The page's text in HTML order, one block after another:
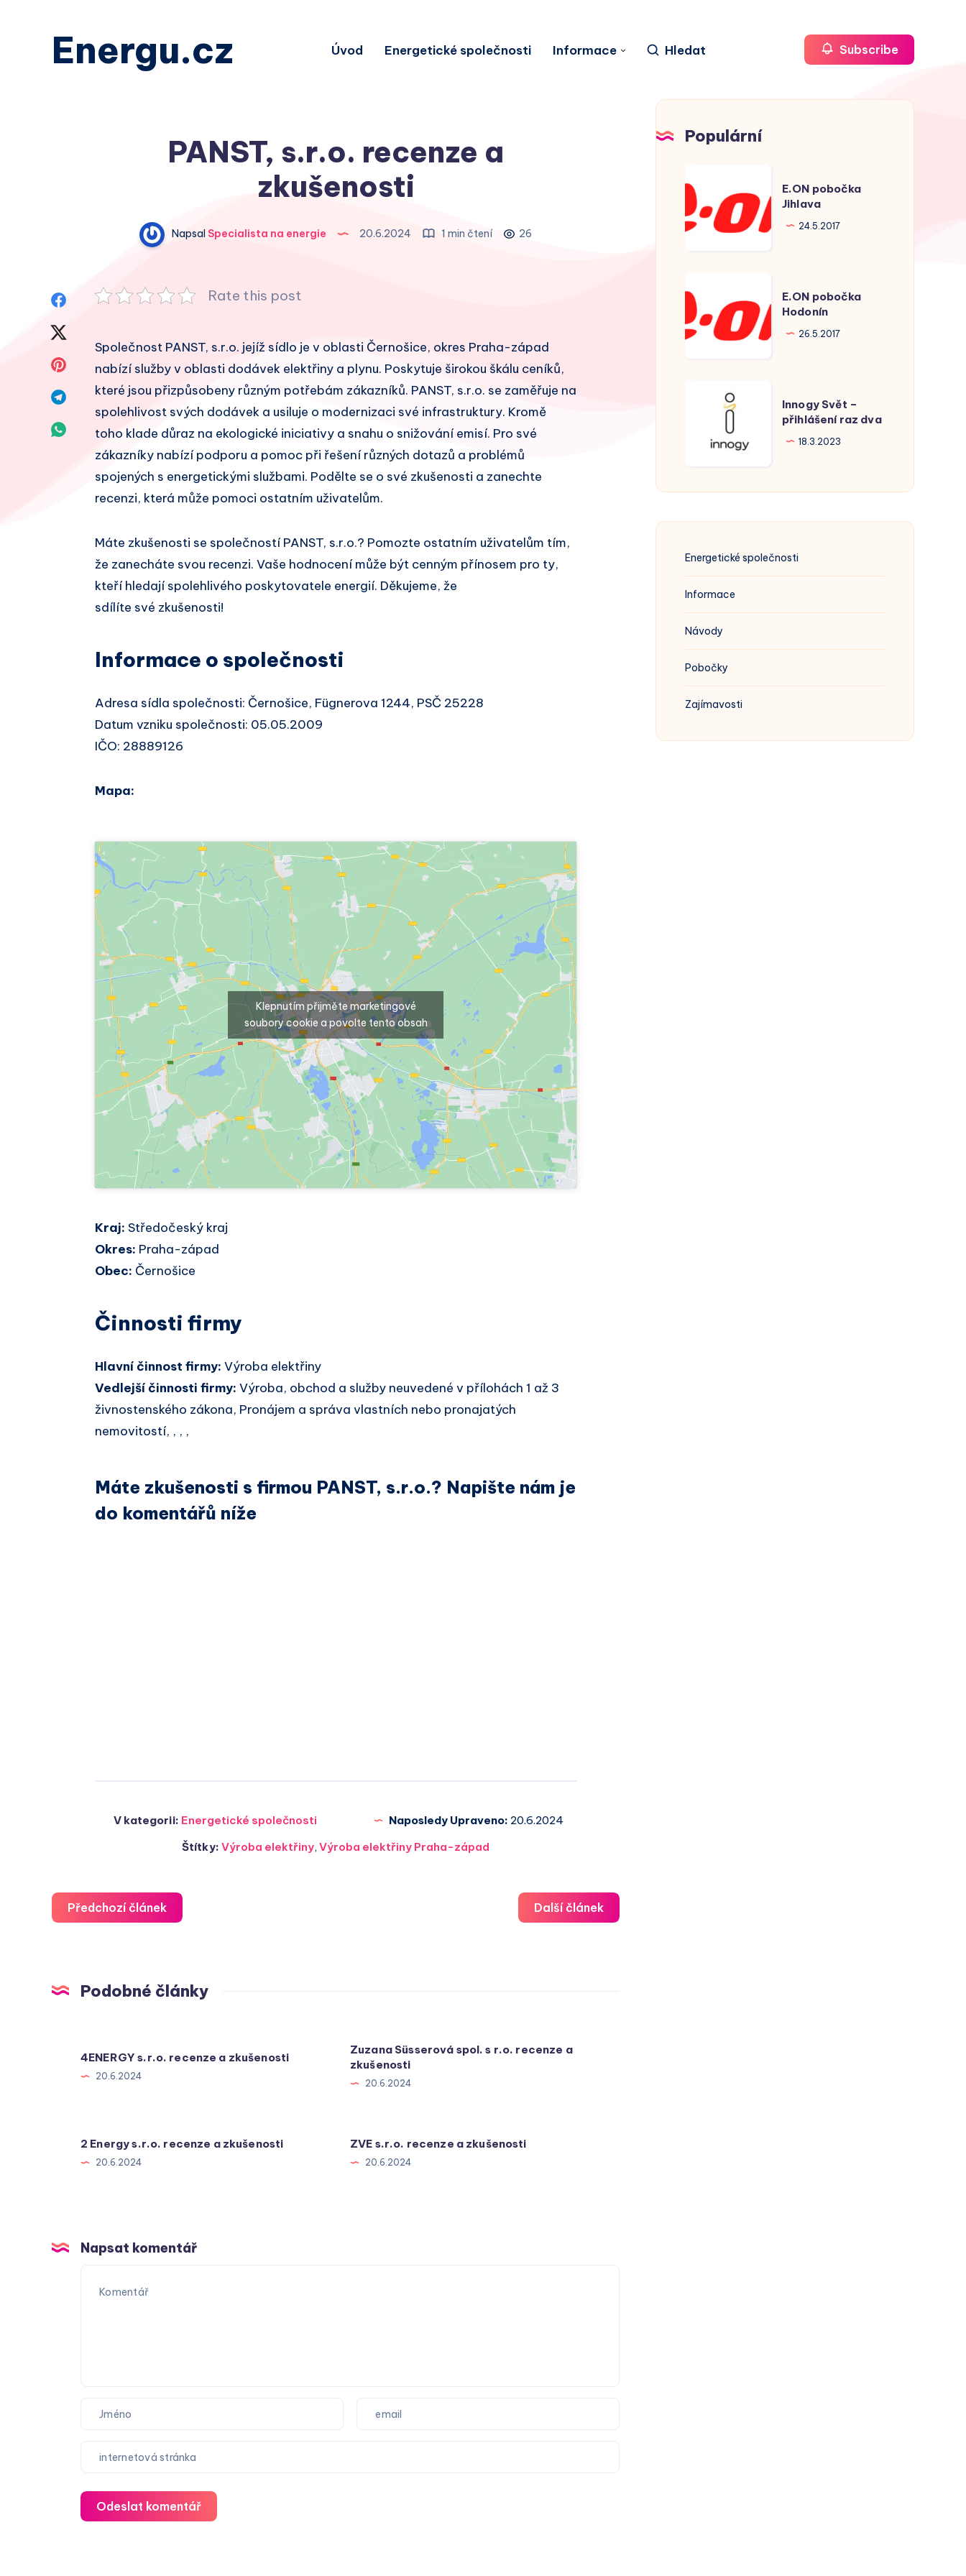
Energu.cz Úvod Energetické společnosti Informace Hledat Subscribe
PANST, s.r.o. recenze a
zkušenosti
Napsal Specialista na energie 20.6.2024 1 min čtení 26
Sdílet
Facebook
Twitter
Sdílet
Pinterest
Sdílet
Telegram
Sdílet
Whatsapp
Rate this post
Společnost PANST, s.r.o. jejíž sídlo je v oblasti Černošice, okres Praha-západ
nabízí služby v oblasti dodávek elektřiny a plynu. Poskytuje širokou škálu ceníků,
které jsou přizpůsobeny různým potřebám zákazníků. PANST, s.r.o. se zaměřuje na
spolehlivost svých dodávek a usiluje o modernizaci své infrastruktury. Kromě
toho klade důraz na ekologické iniciativy a snahu o snižování emisí. Pro své
zákazníky nabízí podporu a pomoc při řešení různých dotazů a problémů
spojených s energetickými službami. Podělte se o své zkušenosti a zanechte
recenzi, která může pomoci ostatním uživatelům.
Máte zkušenosti se společností PANST, s.r.o.? Pomozte ostatním uživatelům tím,
že zanecháte svou recenzi. Vaše hodnocení může být cenným přínosem pro ty,
kteří hledají spolehlivého poskytovatele energií. Děkujeme, že
sdílíte své zkušenosti!
Informace o společnosti
Adresa sídla společnosti: Černošice, Fügnerova 1244, PSČ 25228
Datum vzniku společnosti: 05.05.2009
IČO: 28889126
Mapa:
Klepnutím přijměte marketingové
soubory cookie a povolte tento obsah
Kraj: Středočeský kraj
Okres: Praha-západ
Obec: Černošice
Činnosti firmy
Hlavní činnost firmy: Výroba elektřiny
Vedlejší činnosti firmy: Výroba, obchod a služby neuvedené v přílohách 1 až 3
živnostenského zákona, Pronájem a správa vlastních nebo pronajatých
nemovitostí, , , ,
Máte zkušenosti s firmou PANST, s.r.o.? Napište nám je
do komentářů níže
V kategorii: Energetické společnosti Naposledy Upraveno: 20.6.2024
Štítky:Výroba elektřiny,Výroba elektřiny Praha-západ
Předchozí článek Další článek
Podobné články
4ENERGY s.r.o. recenze a zkušenosti
20.6.2024
Zuzana Süsserová spol. s r.o. recenze a
zkušenosti
20.6.2024
2 Energy s.r.o. recenze a zkušenosti
20.6.2024
ZVE s.r.o. recenze a zkušenosti
20.6.2024
Napsat komentář
Odeslat komentář
Populární
pobočka
Jihlava
E.ON pobočka
Jihlava
24.5.2017
pobočka
Hodonín
E.ON pobočka
Hodonín
26.5.2017
přihlášení
dva
Innogy Svět –
přihlášení raz dva
18.3.2023
Energetické společnosti
Informace
Návody
Pobočky
Zajímavosti